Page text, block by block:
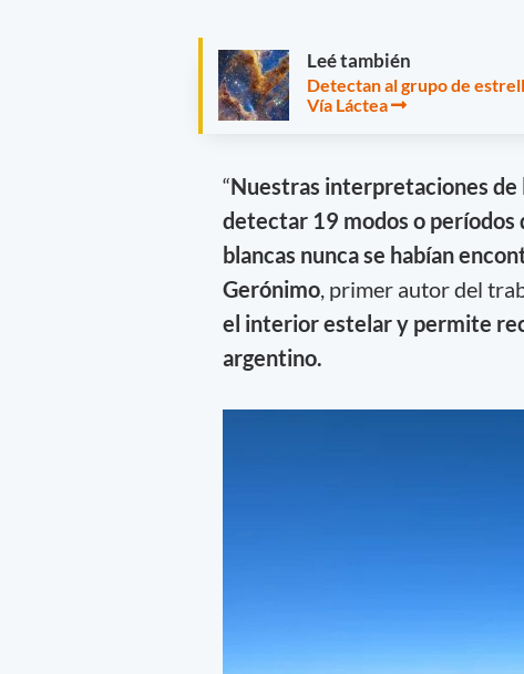
Leé también
Detectan al grupo de
Vía Láctea
“Nuestras interpretaciones de
detectar 19 modos o períodos
blancas nunca se habían
Gerónimo, primer autor del
el interior estelar y permite
argentino.